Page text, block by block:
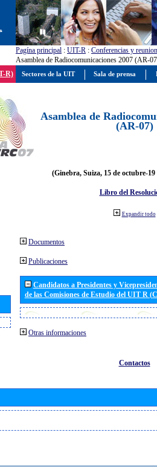
Pagína principal : UIT-R : Conferencias y
Asamblea de Radiocomunicaciones 2007 (AR-
R)
Asamblea de
(AR-07)
(Ginebra, Suiza, 15 de octubre-19
Libro del
Expandir todo
Documentos
Publicaciones
Candidatos a Presidentes y
de las Comisiones de Estudio del UIT R
Otras informaciones
Contactos
Sectores de la UIT Sala de prensa